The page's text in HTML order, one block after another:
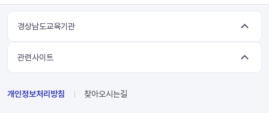
경상남도교육기관
관련사이트
개인정보처리방침 찾아오시는길